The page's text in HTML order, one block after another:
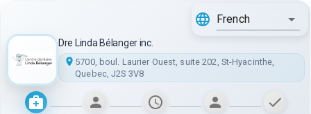
French
Dre Linda Bélanger inc.
5700, boul. Laurier Ouest, suite 202, St-Hyacinthe,
Quebec, J2S 3V8